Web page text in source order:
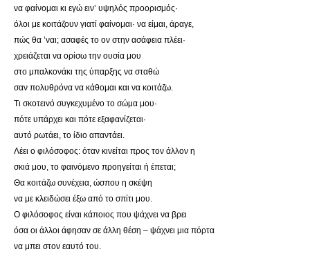
να φαίνομαι κι εγώ ειν’ υψηλός προορισμός·
όλοι με κοιτάζουν γιατί φαίνομαι· να είμαι, άραγε,
πώς θα ’ναι; ασαφές το ον στην ασάφεια πλέει·
χρειάζεται να ορίσω την ουσία μου
στο μπαλκονάκι της ύπαρξης να σταθώ
σαν πολυθρόνα να κάθομαι και να κοιτάζω.
Τι σκοτεινό συγκεχυμένο το σώμα μου·
πότε υπάρχει και πότε εξαφανίζεται·
αυτό ρωτάει, το ίδιο απαντάει.
Λέει ο φιλόσοφος: όταν κινείται προς τον άλλον η
σκιά μου, το φαινόμενο προηγείται ή έπεται;
Θα κοιτάζω συνέχεια, ώσπου η σκέψη
να με κλειδώσει έξω από το σπίτι μου.
O φιλόσοφος είναι κάποιος που ψάχνει να βρει
όσα οι άλλοι άφησαν σε άλλη θέση – ψάχνει μια πόρτα
να μπει στον εαυτό του.